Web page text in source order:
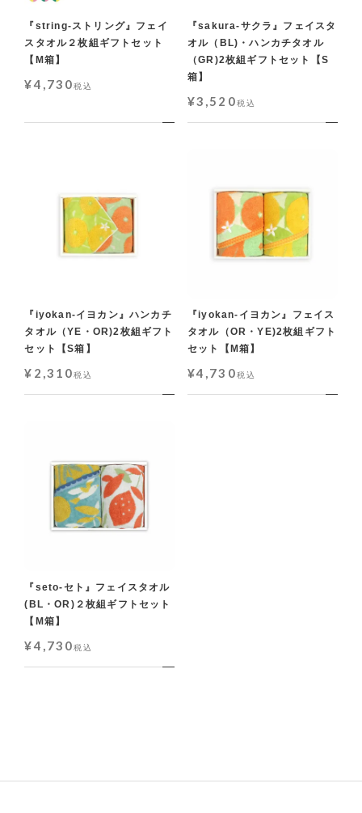
『string-ストリング』フェイ
スタオル２枚組ギフトセット
【M箱】
¥4,730税込
『sakura-サクラ』フェイスタ
オル（BL)・ハンカチタオル
（GR)2枚組ギフトセット【S
箱】
¥3,520税込
『iyokan-イヨカン』ハンカチ
タオル（YE・OR)2枚組ギフト
セット【S箱】
¥ 2,310税込
『iyokan-イヨカン』フェイス
タオル（OR・YE)2枚組ギフト
セット【M箱】
¥4,730税込
『seto-セト』フェイスタオル
(BL・OR)２枚組ギフトセット
【M箱】
¥4,730税込